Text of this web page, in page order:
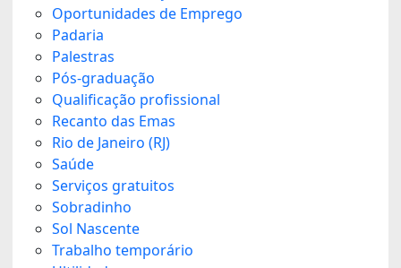
Oportunidades de Emprego
Padaria
Palestras
Pós-graduação
Qualificação profissional
Recanto das Emas
Rio de Janeiro (RJ)
Saúde
Serviços gratuitos
Sobradinho
Sol Nascente
Trabalho temporário